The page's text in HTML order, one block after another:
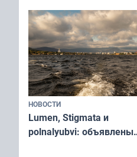
«Туризм для своих»
НОВОСТИ
Lumen, Stigmata и
polnalyubvi: объявлены